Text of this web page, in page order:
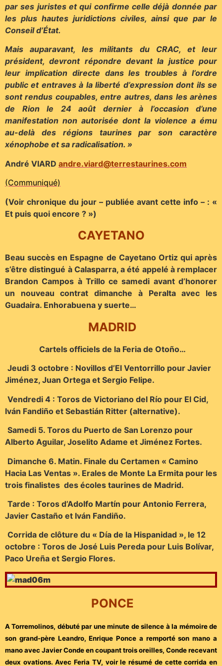
par ses juristes et qui confirme celle déjà donnée par
les plus hautes juridictions civiles, ainsi que par le
Conseil d’État.
Mais auparavant, les militants du CRAC, et leur
président, devront répondre devant la justice pour
leur implication directe dans les troubles à l’ordre
public et entraves à la liberté d’expression dont ils se
sont rendus coupables, entre autres, dans les arènes
de Rion le 24 août dernier à l’occasion d’une
manifestation non autorisée dont la violence a ému
au-delà des régions taurines par son caractère
xénophobe et sa radicalisation. »
André VIARD andre.viard@terrestaurines.com
(Communiqué)
(Voir chronique du jour – publiée avant cette info – : «
Et puis quoi encore ? »)
CAYETANO
Beau succès en Espagne de Cayetano Ortiz qui après
s’être distingué à Calasparra, a été appelé à remplacer
Brandon Campos à Trillo ce samedi avant d’honorer
un nouveau contrat dimanche à Peralta avec les
Guadaira. Enhorabuena y suerte…
MADRID
Cartels officiels de la Feria de Otoño…
Jeudi 3 octobre : Novillos d’El Ventorrillo pour Javier
Jiménez, Juan Ortega et Sergio Felipe.
Vendredi 4 : Toros de Victoriano del Río pour El Cid,
Iván Fandiño et Sebastián Ritter (alternative).
Samedi 5. Toros du Puerto de San Lorenzo pour
Alberto Aguilar, Joselito Adame et Jiménez Fortes.
Dimanche 6. Matin. Finale du Certamen « Camino
Hacia Las Ventas ». Erales de Monte La Ermita pour les
trois finalistes des écoles taurines de Madrid.
Tarde : Toros d’Adolfo Martín pour Antonio Ferrera,
Javier Castaño et Iván Fandiño.
Corrida de clôture du « Día de la Hispanidad », le 12
octobre : Toros de José Luis Pereda pour Luis Bolívar,
Paco Ureña et Sergio Flores.
PONCE
A Torremolinos, débuté par une minute de silence à la mémoire de
son grand-père Leandro, Enrique Ponce a remporté son mano a
mano avec Javier Conde en coupant trois oreilles, Conde recevant
deux ovations. Avec Feria TV, voir le résumé de cette corrida en